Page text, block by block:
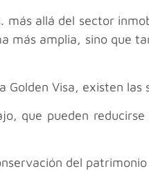
allá del sector
amplia, sino que
Visa, existen las
que pueden
del